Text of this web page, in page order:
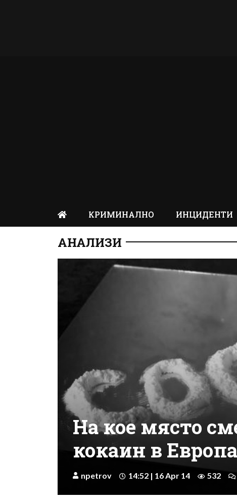
КРИМИНАЛНО ИНЦИДЕНТИ
АНАЛИЗИ
На кое място
кокаин в Европа
npetrov 14:52 | 16 Apr 14 532